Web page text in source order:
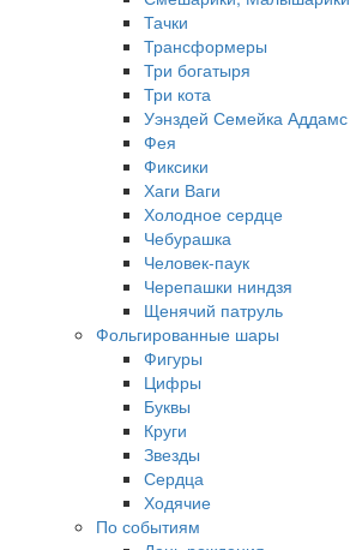
Тачки
Трансформеры
Три богатыря
Три кота
Уэнздей Семейка Аддамс
Фея
Фиксики
Хаги Ваги
Холодное сердце
Чебурашка
Человек-паук
Черепашки ниндзя
Щенячий патруль
Фольгированные шары
Фигуры
Цифры
Буквы
Круги
Звезды
Сердца
Ходячие
По событиям